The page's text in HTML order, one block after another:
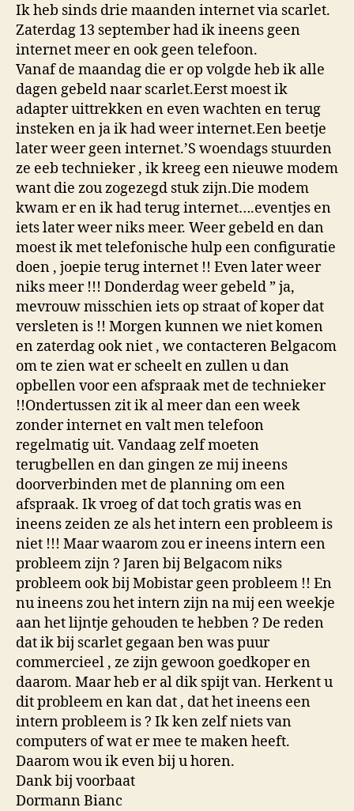
Ik heb sinds drie maanden internet via scarlet.
Zaterdag 13 september had ik ineens geen
internet meer en ook geen telefoon.
Vanaf de maandag die er op volgde heb ik alle
dagen gebeld naar scarlet.Eerst moest ik
adapter uittrekken en even wachten en terug
insteken en ja ik had weer internet.Een beetje
later weer geen internet.’S woendags stuurden
ze eeb technieker , ik kreeg een nieuwe modem
want die zou zogezegd stuk zijn.Die modem
kwam er en ik had terug internet….eventjes en
iets later weer niks meer. Weer gebeld en dan
moest ik met telefonische hulp een configuratie
doen , joepie terug internet !! Even later weer
niks meer !!! Donderdag weer gebeld ” ja,
mevrouw misschien iets op straat of koper dat
versleten is !! Morgen kunnen we niet komen
en zaterdag ook niet , we contacteren Belgacom
om te zien wat er scheelt en zullen u dan
opbellen voor een afspraak met de technieker
!!Ondertussen zit ik al meer dan een week
zonder internet en valt men telefoon
regelmatig uit. Vandaag zelf moeten
terugbellen en dan gingen ze mij ineens
doorverbinden met de planning om een
afspraak. Ik vroeg of dat toch gratis was en
ineens zeiden ze als het intern een probleem is
niet !!! Maar waarom zou er ineens intern een
probleem zijn ? Jaren bij Belgacom niks
probleem ook bij Mobistar geen probleem !! En
nu ineens zou het intern zijn na mij een weekje
aan het lijntje gehouden te hebben ? De reden
dat ik bij scarlet gegaan ben was puur
commercieel , ze zijn gewoon goedkoper en
daarom. Maar heb er al dik spijt van. Herkent u
dit probleem en kan dat , dat het ineens een
intern probleem is ? Ik ken zelf niets van
computers of wat er mee te maken heeft.
Daarom wou ik even bij u horen.
Dank bij voorbaat
Dormann Bianc